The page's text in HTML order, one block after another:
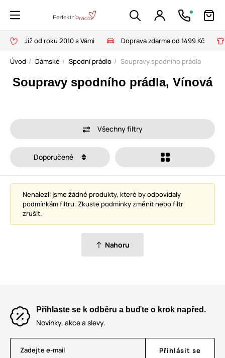
Již od roku 2010 s Vámi Doprava zdarma od 1499 Kč
Úvod Dámské Spodní prádlo Soupravy spodního prádla
Soupravy spodního prádla, Vínová
Všechny filtry
Doporučené
Nenalezli jsme žádné produkty, které by odpovídaly
podmínkám filtru. Zkuste podmínky změnit nebo filtr
zrušit.
Nahoru
Přihlaste se k odběru a buďte o krok napřed.
Novinky, akce a slevy.
Zadejte e-mail Přihlásit se